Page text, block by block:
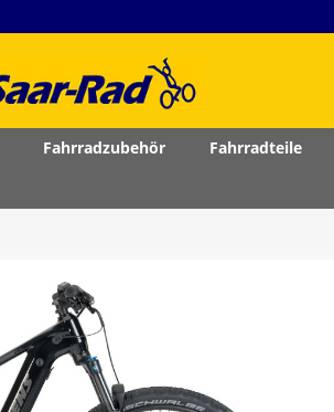
Fahrradzubehör Fahrradteile